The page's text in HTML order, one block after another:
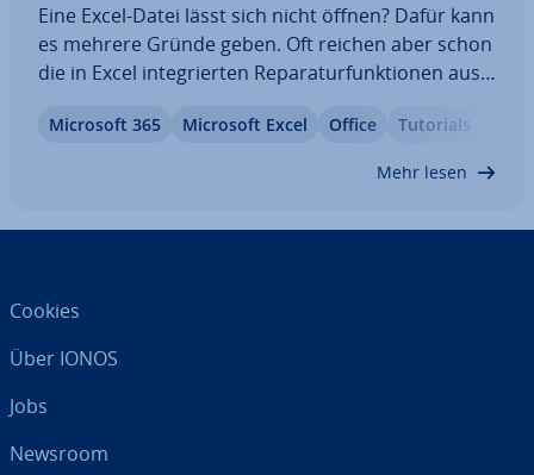
Eine Excel-Datei lässt sich nicht öffnen? Dafür kann
es mehrere Gründe geben. Oft reichen aber schon
die in Excel in­te­grier­ten Re­pa­ra­tur­funk­tio­nen aus,
machen. Je nachdem, ob sich nur eine bestimmte
Microsoft 365 Microsoft Excel Office Tutorials
Mehr lesen
Cookies
Über IONOS
Jobs
Newsroom